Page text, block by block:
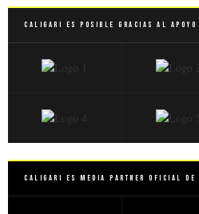
Caligari es posible gracias al apoyo
Caligari es Media Partner Oficial de